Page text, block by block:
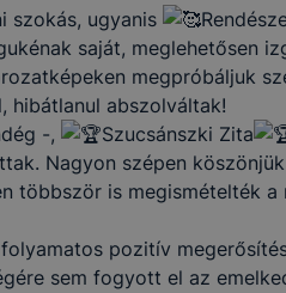
szokás, ugyanis
saját, meglehetősen
megpróbáljuk
hibátlanul abszolváltak!
-,
Szucsánszki Zita
Nagyon szépen
többször is megismételték
pozitív
sem fogyott el az